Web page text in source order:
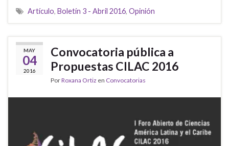
Artículo, Boletín 3 - Abril 2016, Opinión
MAY
04
2016
Convocatoria pública a
Propuestas CILAC 2016
PorRoxana Ortiz en Convocatorias